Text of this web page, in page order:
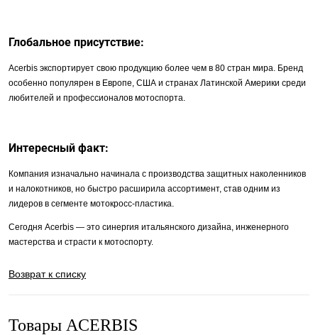
Глобальное присутствие:
Acerbis экспортирует свою продукцию более чем в 80 стран мира. Бренд
особенно популярен в Европе, США и странах Латинской Америки среди
любителей и профессионалов мотоспорта.
Интересный факт:
Компания изначально начинала с производства защитных наколенников
и налокотников, но быстро расширила ассортимент, став одним из
лидеров в сегменте мотокросс-пластика.
Сегодня Acerbis — это синергия итальянского дизайна, инженерного
мастерства и страсти к мотоспорту.
Возврат к списку
Товары ACERBIS